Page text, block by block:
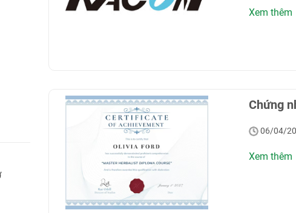
Xem thêm
Chứng
06/04/
Xem thêm